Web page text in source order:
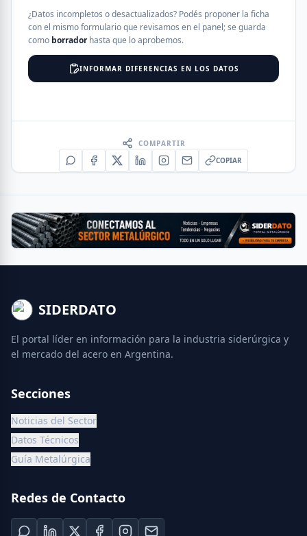
¿Datos incompletos o desactualizados? Podés proponer la ficha
con el mismo formulario que revisamos en el panel; se guarda
como borradorhasta que lo aprobemos.
INFORMAR DIFERENCIAS EN LOS DATOS
COMPARTIR
COPIAR
SIDERDATO
El portal líder en información para la industria siderúrgica y
el mercado del acero en Argentina.
Secciones
Noticias del Sector
Datos Técnicos
Guía Metalúrgica
Redes de Contacto